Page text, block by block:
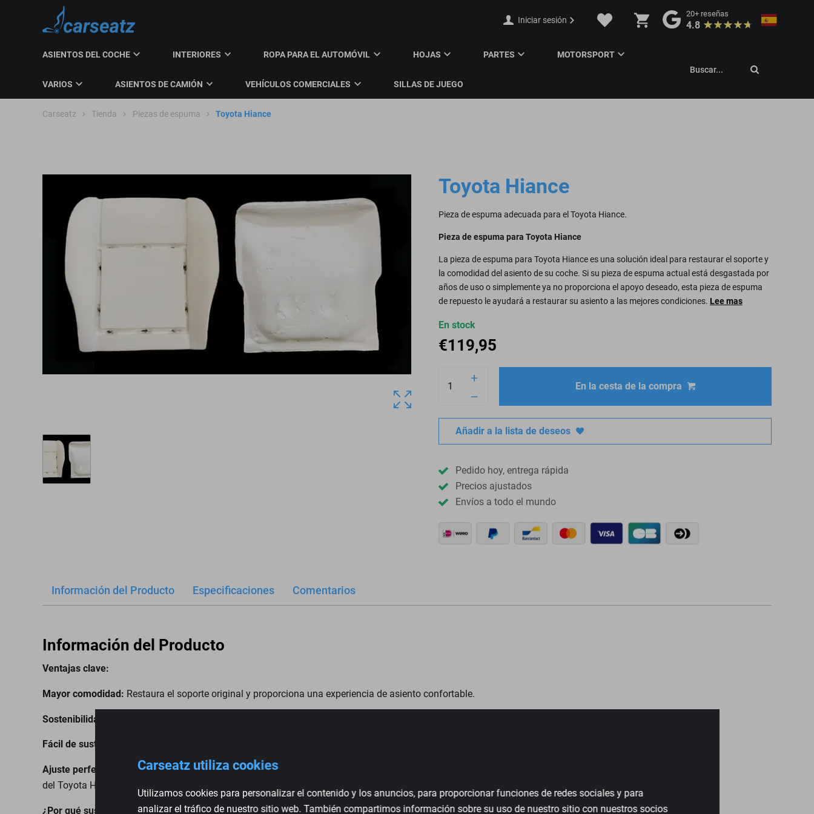
Carseatz utiliza cookies
Utilizamos cookies para personalizar el contenido y los anuncios, para proporcionar funciones de redes sociales y para
analizar el tráfico de nuestro sitio web. También compartimos información sobre su uso de nuestro sitio con nuestros socios
Iniciar sesión
20+reseñas
4.8
ASIENTOS DEL COCHE INTERIORES ROPA PARA EL AUTOMÓVIL HOJAS PARTES MOTORSPORT
VARIOS ASIENTOS DE CAMIÓN VEHÍCULOS COMERCIALES SILLAS DE JUEGO
Buscar...
Carseatz Tienda Piezas de espuma Toyota Hiance
Toyota Hiance
Pieza de espuma adecuada para el Toyota Hiance.
Pieza de espuma para Toyota Hiance
La pieza de espuma para Toyota Hiance es una solución ideal para restaurar el soporte y
la comodidad del asiento de su coche. Si su pieza de espuma actual está desgastada por
años de uso o simplemente ya no proporciona el apoyo deseado, esta pieza de espuma
de repuesto le ayudará a restaurar su asiento a las mejores condiciones. Lee mas
En stock
€119,95
En la cesta de la compra
Añadir a la lista de deseos
Pedido hoy, entrega rápida
Precios ajustados
Envíos a todo el mundo
Información del Producto Especificaciones Comentarios
Información del Producto
Ventajas clave:
Mayor comodidad: Restaura el soporte original y proporciona una experiencia de asiento confortable.
Sostenibilidad:
Fácil de sustituir:
Ajuste perfecto:
Especialmente diseñado para adaptarse perfectamente al diseño original del asiento
del Toyota Hiance.
¿Por qué sustituir una pieza de espuma?